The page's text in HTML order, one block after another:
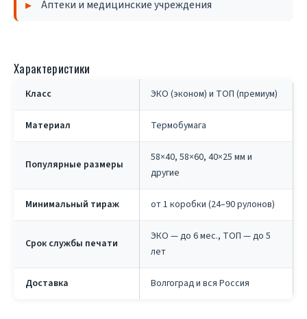
Аптеки и медицинские учреждения
Характеристики
Класс ЭКО (эконом) и ТОП (премиум)
Материал Термобумага
Популярные размеры
58×40, 58×60, 40×25 мм и
другие
Минимальный тираж от 1 коробки (24–90 рулонов)
Срок службы печати
ЭКО — до 6 мес., ТОП — до 5
лет
Доставка Волгоград и вся Россия